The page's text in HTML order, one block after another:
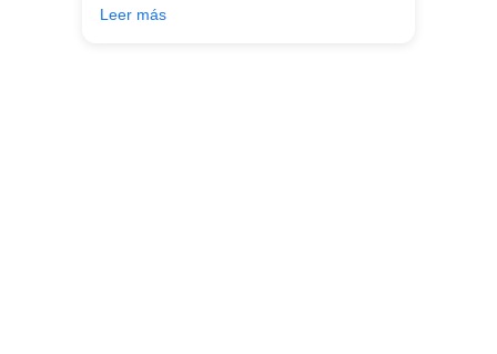
buscando!!
Leer más